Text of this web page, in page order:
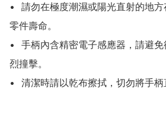
•	請勿在極度潮濕或陽光直射的地方存放，以免影響電子
零件壽命。
•	手柄內含精密電子感應器，請避免從高處摔落或受到猛
烈撞擊。
•	清潔時請以乾布擦拭，切勿將手柄直接浸泡水中洗滌。